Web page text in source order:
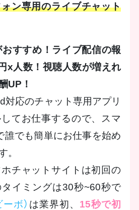
ン専用のライブチャット
おすすめ！ライブ配信の報
x人数！視聴人数が増えれ
UP！
対応のチャット専用アプリ
てお仕事するので、スマ
誰でも簡単にお仕事を始め
。
チャットサイトは初回の
イミングは30秒~60秒で
ボ） は業界初、 15秒で初